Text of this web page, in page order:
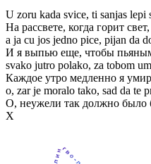
U zoru kada svice, ti sanjas lepi
На рассвете, когда горит
a ja cu jos jedno pice, pijan da
И я выпью еще, чтобы пьяным
svako jutro polako, za tobom
Каждое утро медленно я
o, zar je moralo tako, sad da te
О, неужели так должно было
Х